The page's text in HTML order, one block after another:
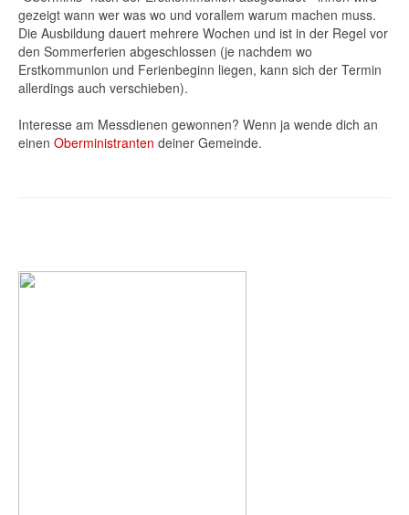
gezeigt wann wer was wo und vorallem warum machen muss.
Die Ausbildung dauert mehrere Wochen und ist in der Regel vor
den Sommerferien abgeschlossen (je nachdem wo
Erstkommunion und Ferienbeginn liegen, kann sich der Termin
allerdings auch verschieben).
Interesse am Messdienen gewonnen? Wenn ja wende dich an
einen Oberministranten deiner Gemeinde.